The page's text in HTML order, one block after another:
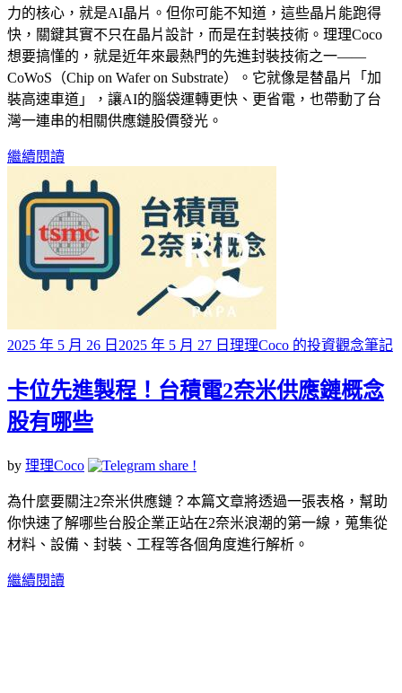
力的核心，就是AI晶片。但你可能不知道，這些晶片能跑得
快，關鍵其實不只在晶片設計，而是在封裝技術。理理Coco
想要搞懂的，就是近年來最熱門的先進封裝技術之一——
CoWoS（Chip on Wafer on Substrate）。它就像是替晶片「加
裝高速車道」，讓AI的腦袋運轉更快、更省電，也帶動了台
灣一連串的相關供應鏈股價發光。
繼續閱讀
Posted
on
2025 年 5 月 26 日 2025 年 5 月 27 日 理理Coco 的投資觀念筆記
卡位先進製程！台積電2奈米供應鏈概念
股有哪些
by 理理Coco
為什麼要關注2奈米供應鏈？本篇文章將透過一張表格，幫助
你快速了解哪些台股企業正站在2奈米浪潮的第一線，蒐集從
材料、設備、封裝、工程等各個角度進行解析。
繼續閱讀